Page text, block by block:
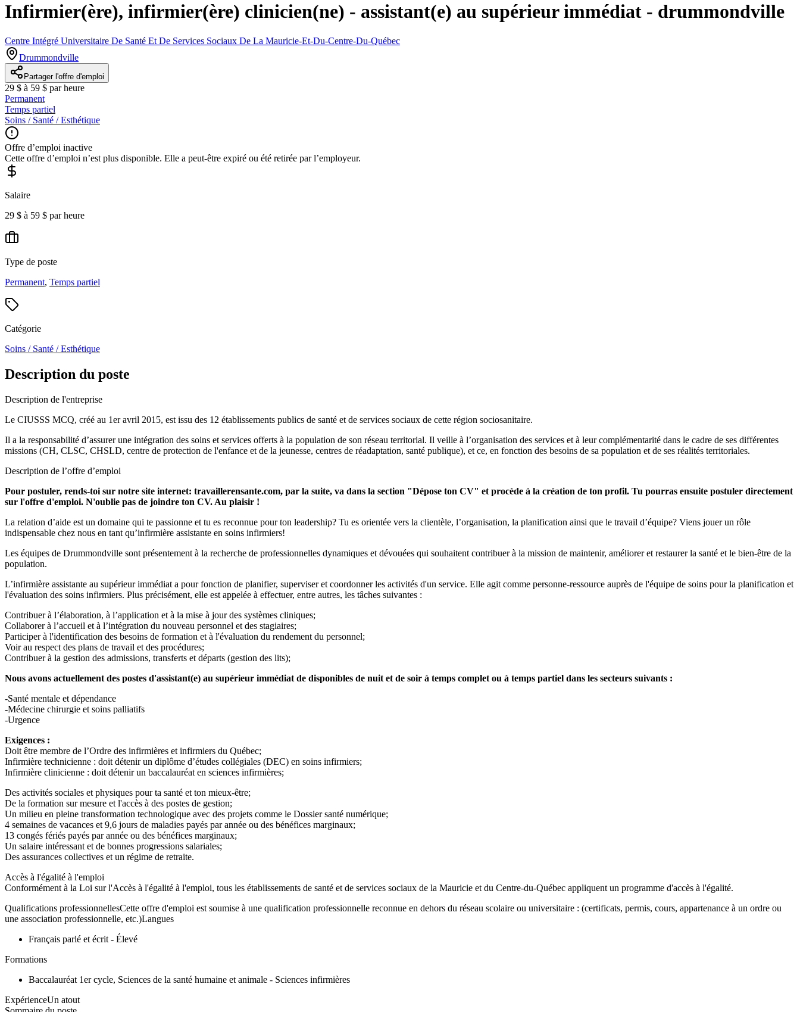
Infirmier(ère), infirmier(ère) clinicien(ne) - assistant(e) au supérieur immédiat - drummondville
Centre Intégré Universitaire De Santé Et De Services Sociaux De La Mauricie-Et-Du-Centre-Du-Québec
Drummondville
Partager l'offre d'emploi
29 $ à 59 $ par heure
Permanent
Temps partiel
Soins / Santé / Esthétique
Offre d’emploi inactive
Cette offre d’emploi n’est plus disponible. Elle a peut-être expiré ou été retirée par l’employeur.
Salaire
29 $ à 59 $ par heure
Type de poste
Permanent, Temps partiel
Catégorie
Soins / Santé / Esthétique
Description du poste
Description de l'entreprise
Le CIUSSS MCQ, créé au 1er avril 2015, est issu des 12 établissements publics de santé et de services sociaux de cette région sociosanitaire.
Il a la responsabilité d’assurer une intégration des soins et services offerts à la population de son réseau territorial. Il veille à l’organisation des services et à leur complémentarité dans le cadre de ses différentes
missions (CH, CLSC, CHSLD, centre de protection de l'enfance et de la jeunesse, centres de réadaptation, santé publique), et ce, en fonction des besoins de sa population et de ses réalités territoriales.
Description de l’offre d’emploi
Pour postuler, rends-toi sur notre site internet: travaillerensante.com, par la suite, va dans la section "Dépose ton CV" et procède à la création de ton profil. Tu pourras ensuite postuler directement
sur l'offre d'emploi. N'oublie pas de joindre ton CV. Au plaisir !
La relation d’aide est un domaine qui te passionne et tu es reconnue pour ton leadership? Tu es orientée vers la clientèle, l’organisation, la planification ainsi que le travail d’équipe? Viens jouer un rôle
indispensable chez nous en tant qu’infirmière assistante en soins infirmiers!
Les équipes de Drummondville sont présentement à la recherche de professionnelles dynamiques et dévouées qui souhaitent contribuer à la mission de maintenir, améliorer et restaurer la santé et le bien-être de la
population.
L’infirmière assistante au supérieur immédiat a pour fonction de planifier, superviser et coordonner les activités d'un service. Elle agit comme personne-ressource auprès de l'équipe de soins pour la planification et
l'évaluation des soins infirmiers. Plus précisément, elle est appelée à effectuer, entre autres, les tâches suivantes :
Contribuer à l’élaboration, à l’application et à la mise à jour des systèmes cliniques;
Collaborer à l’accueil et à l’intégration du nouveau personnel et des stagiaires;
Participer à l'identification des besoins de formation et à l'évaluation du rendement du personnel;
Voir au respect des plans de travail et des procédures;
Contribuer à la gestion des admissions, transferts et départs (gestion des lits);
Nous avons actuellement des postes d'assistant(e) au supérieur immédiat de disponibles de nuit et de soir à temps complet ou à temps partiel dans les secteurs suivants :
-Santé mentale et dépendance
-Médecine chirurgie et soins palliatifs
-Urgence
Exigences :
Doit être membre de l’Ordre des infirmières et infirmiers du Québec;
Infirmière technicienne : doit détenir un diplôme d’études collégiales (DEC) en soins infirmiers;
Infirmière clinicienne : doit détenir un baccalauréat en sciences infirmières;
Des activités sociales et physiques pour ta santé et ton mieux-être;
De la formation sur mesure et l'accès à des postes de gestion;
Un milieu en pleine transformation technologique avec des projets comme le Dossier santé numérique;
4 semaines de vacances et 9,6 jours de maladies payés par année ou des bénéfices marginaux;
13 congés fériés payés par année ou des bénéfices marginaux;
Un salaire intéressant et de bonnes progressions salariales;
Des assurances collectives et un régime de retraite.
Accès à l'égalité à l'emploi
Conformément à la Loi sur l'Accès à l'égalité à l'emploi, tous les établissements de santé et de services sociaux de la Mauricie et du Centre-du-Québec appliquent un programme d'accès à l'égalité.
Qualifications professionnellesCette offre d'emploi est soumise à une qualification professionnelle reconnue en dehors du réseau scolaire ou universitaire : (certificats, permis, cours, appartenance à un ordre ou
une association professionnelle, etc.)Langues
Français parlé et écrit - Élevé
Formations
Baccalauréat 1er cycle, Sciences de la santé humaine et animale - Sciences infirmières
ExpérienceUn atout